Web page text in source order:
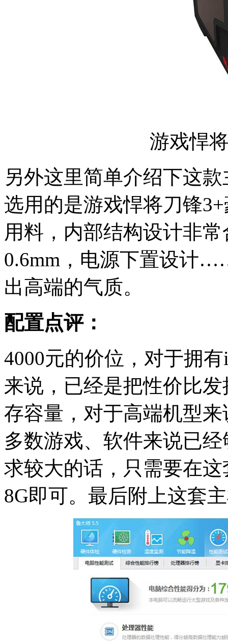
游戏悍
另外这里简单介绍下这
选用的是游戏悍将刀锋
用料，内部结构设计非
0.6mm，电源下置设计
出高端的气质。
配置点评：
4000元的价位，对于拥
来说，已经是把性价比
存容量，对于高端机型
多数游戏、软件来说已
求较大的话，只需要在
8G即可。最后附上这套